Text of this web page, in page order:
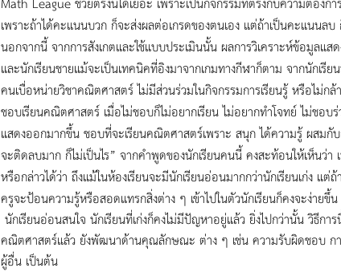
เพราะถ้าได้คะแนนบวก ก็จะส่งผลต่อเกรดของตนเอง แต่ถ้าเป็นคะแนนล
นอกจากนี้ จากการสังเกตและใช้แบบประเมินนั้น ผลการวิเคราะห์ข้อมูลแ
และนักเรียนชายแม้จะเป็นเทคนิคที่อิงมาจากเกมทางกีฬาก็ตาม จากนักเรี
คนเบื่อหน่ายวิชาคณิตศาสตร์ ไม่มีส่วนร่วมในกิจกรรมการเรียนรู้ หรือไม่
ชอบเรียนคณิตศาสตร์ เมื่อไม่ชอบก็ไม่อยากเรียน ไม่อยากทำโจทย์ ไม่ชอ
แสดงออกมากขึ้น ชอบที่จะเรียนคณิตศาสตร์เพราะ สนุก ได้ความรู้ ผสม
จะติดลบมาก ก็ไม่เป็นไร” จากคำพูดของนักเรียนคนนี้ คงสะท้อนให้เห็นว่
หรือกล่าวได้ว่า ถึงแม้ในห้องเรียนจะมีนักเรียนอ่อนมากกว่านักเรียนเก่ง แ
ครูจะป้อนความรู้หรือสอดแทรกสิ่งต่าง ๆ เข้าไปในตัวนักเรียนก็คงจะง่ายขึ้น
นักเรียนอ่อนสนใจ นักเรียนที่เก่งก็คงไม่มีปัญหาอยู่แล้ว ยิ่งไปกว่านั้น วิธีก
คณิตศาสตร์แล้ว ยังพัฒนาด้านคุณลักษณะ ต่าง ๆ เช่น ความรับผิดชอบ กา
ผู้อื่น เป็นต้น